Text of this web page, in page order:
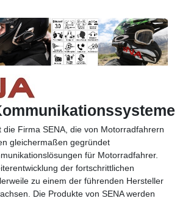
die Firma SENA, die von Motorradfahrern
gleichermaßen gegründet
für Motorradfahrer.
der fortschrittlichen
zu einem der führenden Hersteller
Die Produkte von SENA werden